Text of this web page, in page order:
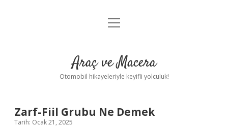
Anasayfa
Yasal Uyarı
menüyü
Araç ve Macera
Otomobil hikayeleriyle keyifli yolculuk!
Zarf-Fiil Grubu Ne Demek
Tarih: Ocak 21, 2025